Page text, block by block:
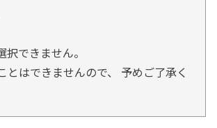
できません。
とはできませんので、 予めご了承く